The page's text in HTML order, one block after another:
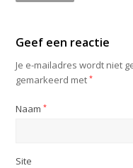
Geef een reactie
Je e-mailadres wordt niet
gemarkeerd met*
Naam*
Site